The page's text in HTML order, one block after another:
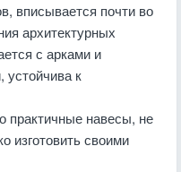
вписывается почти во
архитектурных
с арками и
устойчива к
практичные навесы, не
изготовить своими